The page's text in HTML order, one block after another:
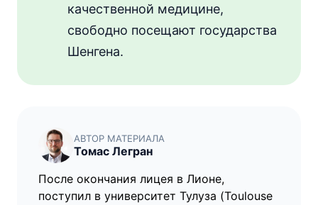
качественной медицине,
свободно посещают государства
Шенгена.
АВТОР МАТЕРИАЛА
Томас Легран
После окончания лицея в Лионе,
поступил в университет Тулуза (Toulouse